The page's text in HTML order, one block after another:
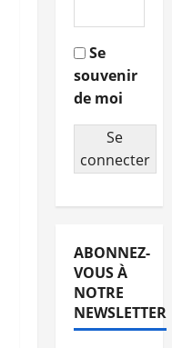
Se
souvenir
de moi
Se
connecter
ABONNEZ-
VOUS À
NOTRE
NEWSLETTER